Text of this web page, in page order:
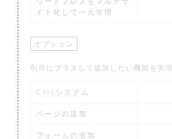
イト化して一元管理
オプション
制作にプラスして追加したい機能を実現
CMSシステム
ページの追加
フォームの追加